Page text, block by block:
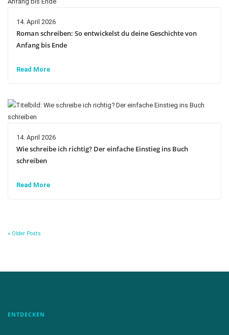
14. April 2026
Roman schreiben: So entwickelst du deine Geschichte von
Anfang bis Ende
Read More
14. April 2026
Wie schreibe ich richtig? Der einfache Einstieg ins Buch
schreiben
Read More
« Older Posts
ENTDECKEN